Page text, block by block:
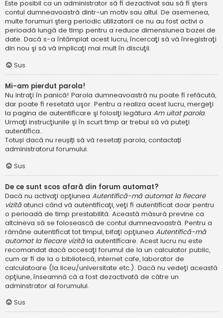
Este posibil ca un administrator să fi dezactivat sau să fi şters
contul dumneavoastră dintr-un motiv sau altul. De asemenea,
multe forumuri şterg periodic utilizatorii ce nu au fost activi o
perioadă lungă de timp pentru a reduce dimensiunea bazei de
date. Dacă s-a întâmplat acest lucru, încercaţi să vă înregistraţi
din nou şi să vă implicaţi mai mult în discuţii.
Sus
Mi-am pierdut parola!
Nu intraţi în panică! Parola dumneavoastră nu poate fi refăcută,
dar poate fi resetată uşor. Pentru a realiza acest lucru, mergeţi
la pagina de autentificare şi folosiţi legătura Am uitat parola.
Urmaţi instrucţiunile şi în scurt timp ar trebui să vă puteţi
autentifica..
Totuși dacă nu reușiți să vă resetați parola, contactați
administratorul forumului.
Sus
De ce sunt scos afară din forum automat?
Dacă nu activaţi opţiunea Autentifică-mă automat la fiecare
vizităatunci când vă autentificaţi, veţi fi autentificat doar pentru
o perioadă de timp prestabilită. Această măsură previne ca
altcineva să se folosească de contul dumneavoastră. Pentru a
rămâne autentificat tot timpul, bifaţi opţiunea Autentifică-mă
automat la fiecare vizităla autentificare. Acest lucru nu este
recomandat dacă accesaţi forumul de la un calculator public,
cum ar fi de la o bibliotecă, internet cafe, laborator de
calculatoare (la liceu/universitate etc.). Dacă nu vedeţi această
opţiune, înseamnă că a fost dezactivată de către un
adminstrator al forumului.
Sus